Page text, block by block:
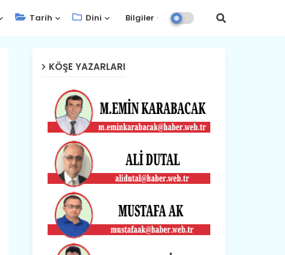
Tarih Dini Bilgiler
KÖŞE YAZARLARI